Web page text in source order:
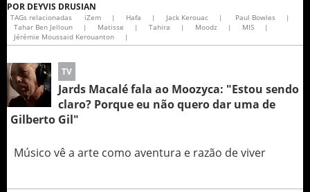
POR DEYVIS DRUSIAN
TAGs relacionadas iZem | Hafa | Jack Kerouac | Paul Bowles
|
Tahar Ben Jelloun
| Matisse | Tahira | Moodz | MIS
|
Jérémie Moussaid Kerouanton
|
TV
Jards Macalé fala ao Moozyca: "Estou sendo
claro? Porque eu não quero dar uma de
Gilberto Gil"
Músico vê a arte como aventura e razão de viver